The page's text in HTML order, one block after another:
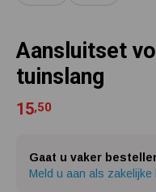
Aansluitset
tuinslang
15,50
Gaat u vaker
Meld u aan als zakelijke